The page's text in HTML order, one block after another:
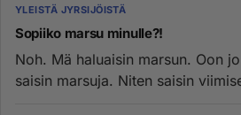
YLEISTÄ JYRSIJÖISTÄ
Sopiiko marsu minulle?!
Noh. Mä haluaisin marsun. Oon
saisin marsuja. Niten saisin